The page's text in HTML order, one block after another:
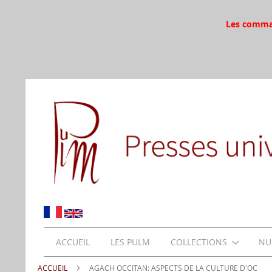
Les
ACCUEIL LES PULM COLLECTIONS
ACCUEIL AGACH OCCITAN: ASPECTS DE LA CULTURE D'OC